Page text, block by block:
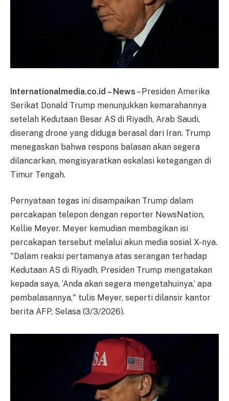
Internationalmedia.co.id – News – Presiden Amerika
Serikat Donald Trump menunjukkan kemarahannya
setelah Kedutaan Besar AS di Riyadh, Arab Saudi,
diserang drone yang diduga berasal dari Iran. Trump
menegaskan bahwa respons balasan akan segera
dilancarkan, mengisyaratkan eskalasi ketegangan di
Timur Tengah.
Pernyataan tegas ini disampaikan Trump dalam
percakapan telepon dengan reporter NewsNation,
Kellie Meyer. Meyer kemudian membagikan isi
percakapan tersebut melalui akun media sosial X-nya.
"Dalam reaksi pertamanya atas serangan terhadap
Kedutaan AS di Riyadh, Presiden Trump mengatakan
kepada saya, ‘Anda akan segera mengetahuinya,’ apa
pembalasannya," tulis Meyer, seperti dilansir kantor
berita AFP, Selasa (3/3/2026).